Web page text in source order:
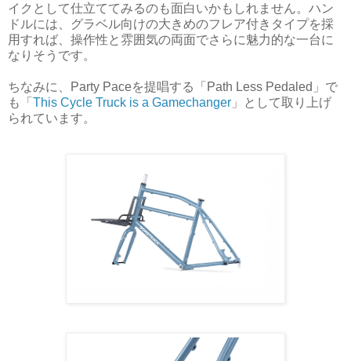
イクとして仕立ててみるのも面白いかもしれません。ハン
ドルには、グラベル向けの大きめのフレア付きタイプを採
用すれば、操作性と雰囲気の両面でさらに魅力的な一台に
なりそうです。
ちなみに、Party Paceを提唱する「Path Less Pedaled」で
も「 This Cycle Truck is a Gamechanger 」として取り上げ
られています。